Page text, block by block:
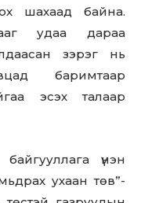
шахаад байна.
удаа дараа
зэрэг нь
баримтаар
эсэх талаар
үнэн
ухаан төв”-